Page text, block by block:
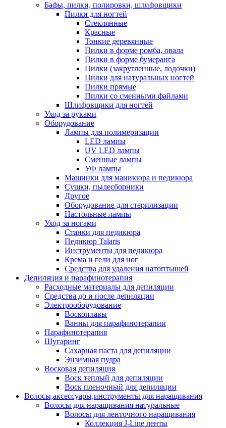
Бафы, пилки, полировки, шлифовщики
Пилки для ногтей
Стеклянные
Красные
Тонкие деревянные
Пилки в форме ромба, овала
Пилки в форме бумеранга
Пилки (закругленные, лодочки)
Пилки для натуральных ногтей
Пилки прямые
Пилки со сменными файлами
Шлифовщики для ногтей
Уход за руками
Оборудование
Лампы для полимеризации
LED лампы
UV LED лампы
Сменные лампы
УФ лампы
Машинки для маникюра и педикюра
Сушки, пылесборники
Другое
Оборудование для стерилизации
Настольные лампы
Уход за ногами
Станки для педикюра
Педикюр Talaris
Инструменты для педикюра
Крема и гели для ног
Средства для удаления натоптышей
Депиляция и парафинотерапия
Расходные материалы для депиляции
Средства до и после депиляции
Электрооборудование
Воскоплавы
Ванны для парафинотерапии
Парафинотерапия
Шугаринг
Сахарная паста для депиляции
Энзимная пудра
Восковая депиляция
Воск теплый для депиляции
Воск пленочный для депиляции
Волосы,аксессуары,инструменты для наращивания
Волосы для наращивания натуральные
Волосы для ленточного наращивания
Коллекция J-Line ленты